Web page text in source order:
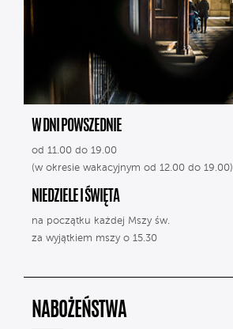
W DNI POWSZEDNIE
od 11.00 do 19.00
(w okresie wakacyjnym od 12.00 do 19.00)
NIEDZIELE I ŚWIĘTA
na początku każdej Mszy św.
za wyjątkiem mszy o 15.30
NABOŻEŃSTWA